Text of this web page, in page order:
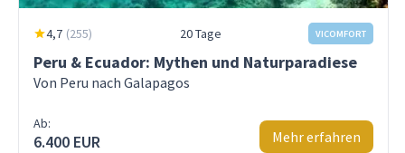
4,7 (255) 20 Tage VICOMFORT
Peru & Ecuador: Mythen und Naturparadiese
Von Peru nach Galapagos
Ab:
6.400 EUR Mehr erfahren